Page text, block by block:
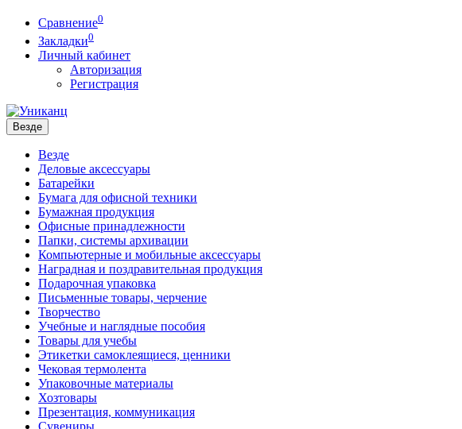
Сравнение0
Закладки0
Личный кабинет
Авторизация
Регистрация
Везде
Везде
Деловые аксессуары
Батарейки
Бумага для офисной техники
Бумажная продукция
Офисные принадлежности
Папки, системы архивации
Компьютерные и мобильные аксессуары
Наградная и поздравительная продукция
Подарочная упаковка
Письменные товары, черчение
Творчество
Учебные и наглядные пособия
Товары для учебы
Этикетки самоклеящиеся, ценники
Чековая термолента
Упаковочные материалы
Хозтовары
Презентация, коммуникация
Сувениры